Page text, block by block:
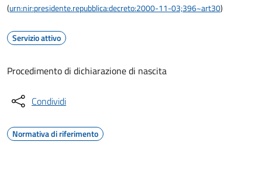
(urn:nir:presidente.repubblica:decreto:2000-11-03;396~art30)
Servizio attivo
Procedimento di dichiarazione di nascita
Condividi
Normativa di riferimento